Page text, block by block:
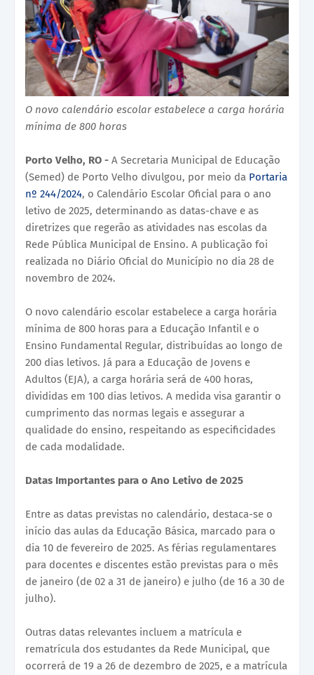
O novo calendário escolar estabelece a carga horária
mínima de 800 horas
Porto Velho, RO - A Secretaria Municipal de Educação
(Semed) de Porto Velho divulgou, por meio da Portaria
nº 244/2024, o Calendário Escolar Oficial para o ano
letivo de 2025, determinando as datas-chave e as
diretrizes que regerão as atividades nas escolas da
Rede Pública Municipal de Ensino. A publicação foi
realizada no Diário Oficial do Município no dia 28 de
novembro de 2024.
O novo calendário escolar estabelece a carga horária
mínima de 800 horas para a Educação Infantil e o
Ensino Fundamental Regular, distribuídas ao longo de
200 dias letivos. Já para a Educação de Jovens e
Adultos (EJA), a carga horária será de 400 horas,
divididas em 100 dias letivos. A medida visa garantir o
cumprimento das normas legais e assegurar a
qualidade do ensino, respeitando as especificidades
de cada modalidade.
Datas Importantes para o Ano Letivo de 2025
Entre as datas previstas no calendário, destaca-se o
início das aulas da Educação Básica, marcado para o
dia 10 de fevereiro de 2025. As férias regulamentares
para docentes e discentes estão previstas para o mês
de janeiro (de 02 a 31 de janeiro) e julho (de 16 a 30 de
julho).
Outras datas relevantes incluem a matrícula e
rematrícula dos estudantes da Rede Municipal, que
ocorrerá de 19 a 26 de dezembro de 2025, e a matrícula